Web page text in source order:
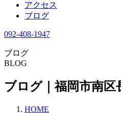
アクセス
ブログ
092-408-1947
ブログ
BLOG
ブログ｜福岡市南
HOME